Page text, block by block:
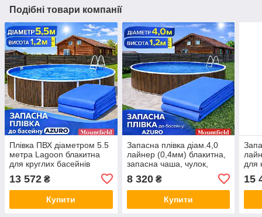
Подібні товари компанії
Плівка ПВХ діаметром 5.5
метра Lagoon блакитна
для круглих басейнів
13 572 ₴
Купити
Запасна плівка діам.4,0
лайнер (0,4мм) блакитна,
запасна чаша, чулок,
Azuro, Atlantic Pools,
Bestwey
8 320₴
Купити
для
15